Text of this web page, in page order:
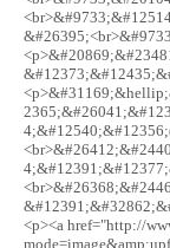
<p><a href="http://